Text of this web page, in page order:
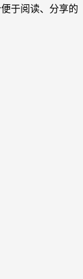
于阅读、分享的